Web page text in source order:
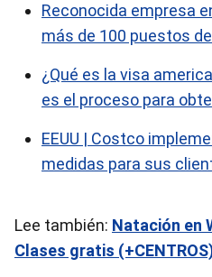
Reconocida empresa
más de 100 puestos
¿Qué es la visa
es el proceso para
EEUU | Costco
medidas para sus
Lee también: Natación en
Clases gratis